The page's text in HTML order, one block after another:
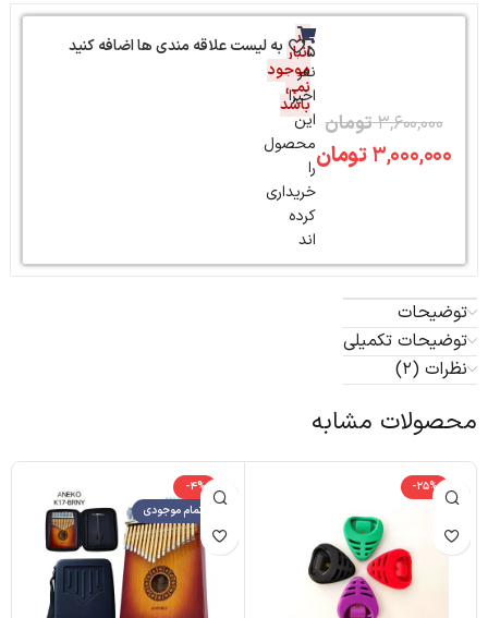
۳,۶۰۰,۰۰۰تومان
۳,۰۰۰,۰۰۰تومان
در
انبار
موجود
نمی
باشد
5
نفر
اخیرا
این
محصول
را
خریداری
کرده
اند
به لیست علاقه مندی ها اضافه کنید
توضیحات
توضیحات تکمیلی
نظرات (2)
محصولات مشابه
-25%
-4%
اتمام موجودی